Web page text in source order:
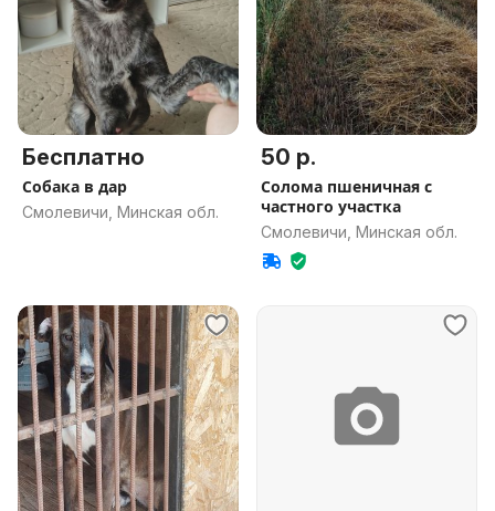
Бесплатно
Собака в дар
Смолевичи, Минская обл.
50 р.
Солома пшеничная с
частного участка
Смолевичи, Минская обл.